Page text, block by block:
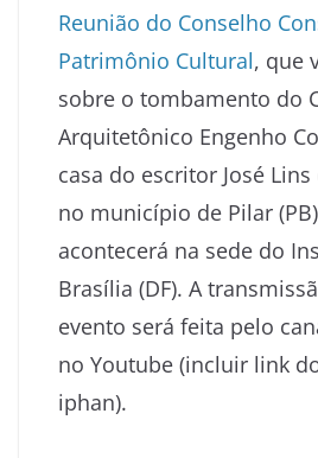
Reunião do Conselho
Patrimônio Cultural, que
sobre o tombamento do
Arquitetônico Engenho
casa do escritor José Lins
no município de Pilar
acontecerá na sede do
Brasília (DF). A
evento será feita pelo
no Youtube (incluir link
iphan).